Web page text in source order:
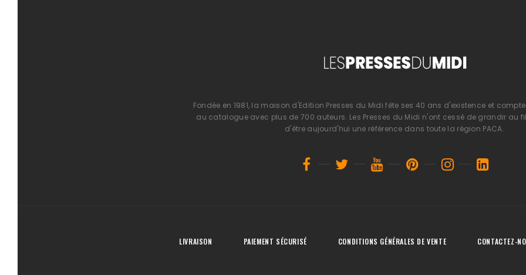
Fondée en 1981, la maison d'Edition Presses du Midi fête ses 40 ans d'existence et
au catalogue avec plus de 700 auteurs. Les Presses du Midi n'ont cessé de grandir au
d'être aujourd'hui une référence dans toute la région PACA.
LIVRAISON PAIEMENT SÉCURISÉ CONDITIONS GÉNÉRALES DE VENTE CONTACTEZ-